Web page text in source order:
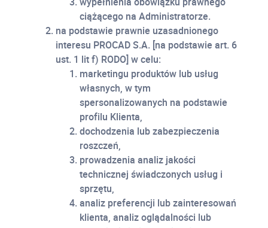
ciążącego na Administratorze.
na podstawie prawnie uzasadnionego
interesu PROCAD S.A. [na podstawie art. 6
ust. 1 lit f) RODO] w celu:
marketingu produktów lub usług
własnych, w tym
spersonalizowanych na podstawie
profilu Klienta,
dochodzenia lub zabezpieczenia
roszczeń,
prowadzenia analiz jakości
technicznej świadczonych usług i
sprzętu,
analiz preferencji lub zainteresowań
klienta, analiz oglądalności lub